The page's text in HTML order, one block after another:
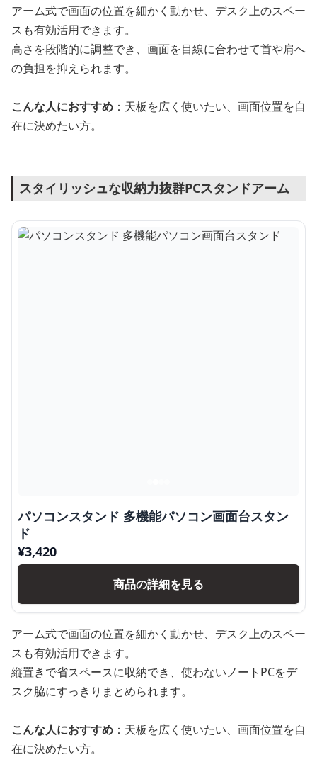
アーム式で画面の位置を細かく動かせ、デスク上のスペー
スも有効活用できます。
高さを段階的に調整でき、画面を目線に合わせて首や肩へ
の負担を抑えられます。
こんな人におすすめ ：天板を広く使いたい、画面位置を自
在に決めたい方。
スタイリッシュな収納力抜群PCスタンドアーム
パソコンスタンド 多機能パソコン画面台スタン
ド
¥3,420
商品の詳細を見る
アーム式で画面の位置を細かく動かせ、デスク上のスペー
スも有効活用できます。
縦置きで省スペースに収納でき、使わないノートPCをデ
スク脇にすっきりまとめられます。
こんな人におすすめ ：天板を広く使いたい、画面位置を自
在に決めたい方。